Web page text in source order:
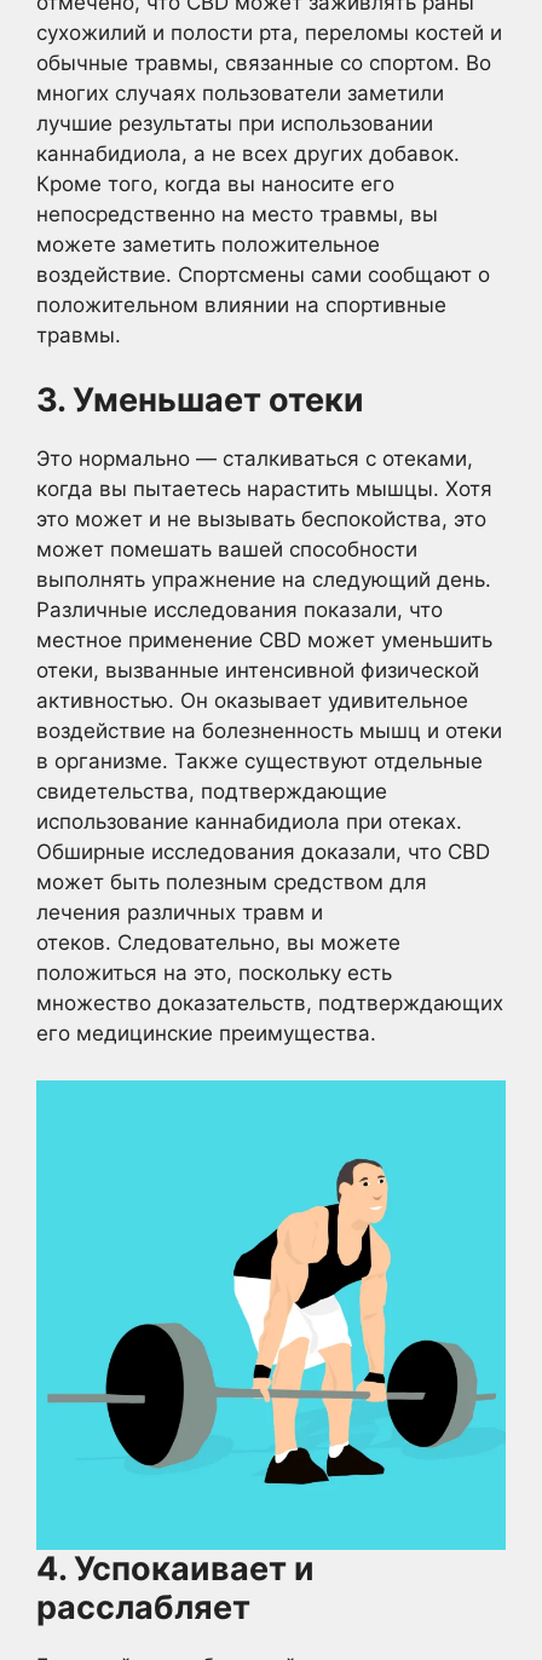
сухожилий и полости рта, переломы костей и
обычные травмы, связанные со спортом. Во
многих случаях пользователи заметили
лучшие результаты при использовании
каннабидиола, а не всех других добавок.
Кроме того, когда вы наносите его
непосредственно на место травмы, вы
можете заметить положительное
воздействие. Спортсмены сами сообщают о
положительном влиянии на спортивные
травмы.
3. Уменьшает отеки
Это нормально — сталкиваться с отеками,
когда вы пытаетесь нарастить мышцы. Хотя
это может и не вызывать беспокойства, это
может помешать вашей способности
выполнять упражнение на следующий день.
Различные исследования показали, что
местное применение CBD может уменьшить
отеки, вызванные интенсивной физической
активностью. Он оказывает удивительное
воздействие на болезненность мышц и отеки
в организме. Также существуют отдельные
свидетельства, подтверждающие
использование каннабидиола при отеках.
Обширные исследования доказали, что CBD
может быть полезным средством для
лечения различных травм и
отеков. Следовательно, вы можете
положиться на это, поскольку есть
множество доказательств, подтверждающих
его медицинские преимущества.
4. Успокаивает и
расслабляет